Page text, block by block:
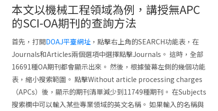
本文以機械工程領域為例，講授無APC
的SCI-OA期刊的查詢方法
首先，打開DOAJ平臺網址，點擊右上角的SEARCH功能表，在
Journals和Articles兩個選項中選擇點擊Journals。 這時，全部
16691種OA期刊都會顯示出來。 然後，根據螢幕左側的幾個功能
表，縮小搜索範圍。 點擊Without article processing charges
（APCs）後，顯示的期刊清單減少到11749種期刊。 在Subjects
搜索欄中可以輸入某些專業領域的英文名稱。 如果輸入的名稱與